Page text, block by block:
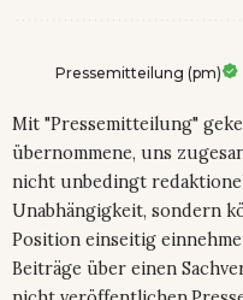
Pressemitteilung (pm)
Mit "Pressemitteilung"
übernommene, uns
nicht unbedingt
Unabhängigkeit, sondern
Position einseitig
Beiträge über einen